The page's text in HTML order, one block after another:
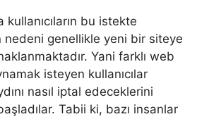
kullanıcıların bu istekte
nedeni genellikle yeni bir siteye
Yani farklı web
isteyen kullanıcılar
nasıl iptal edeceklerini
Tabii ki, bazı insanlar